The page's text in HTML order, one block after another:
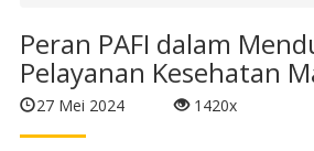
Peran PAFI dalam
Pelayanan Kesehatan
27 Mei 2024 1420x